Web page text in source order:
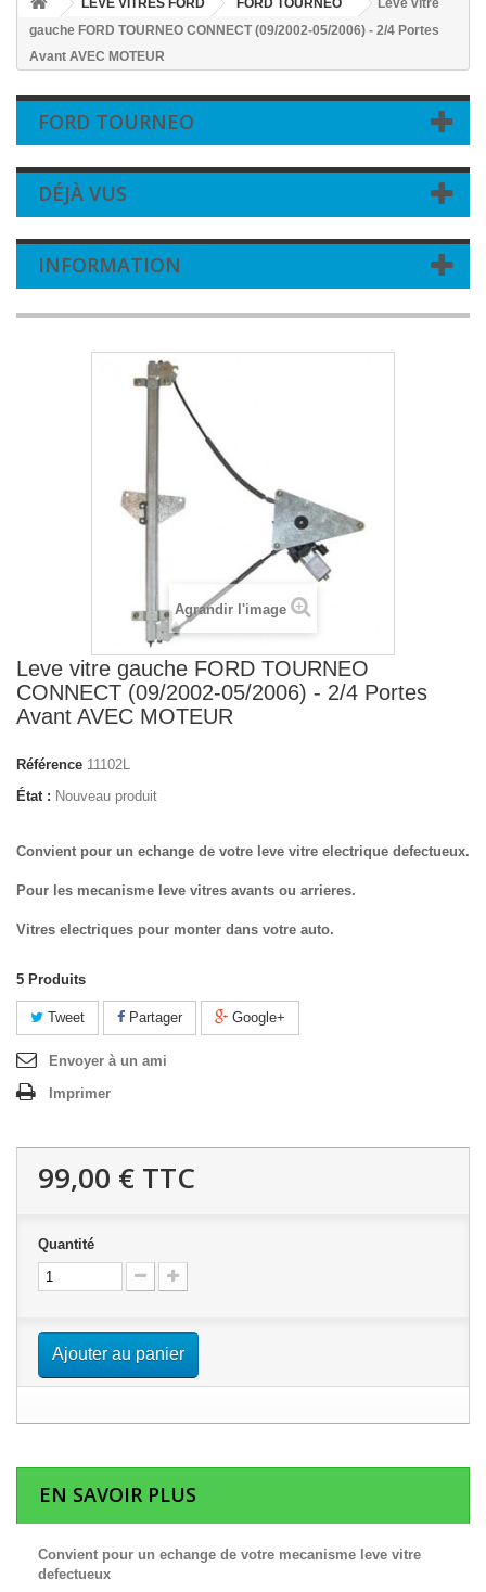
LEVE VITRES FORD FORD TOURNEO
Leve vitre
gauche FORD TOURNEO CONNECT (09/2002-05/2006) - 2/4 Portes
Avant AVEC MOTEUR
FORD TOURNEO
DÉJÀ VUS
INFORMATION
Agrandir l'image
Leve vitre gauche FORD TOURNEO
CONNECT (09/2002-05/2006) - 2/4 Portes
Avant AVEC MOTEUR
Référence 11102L
État : Nouveau produit
Convient pour un echange de votre leve vitre electrique defectueux.
Pour les mecanisme leve vitres avants ou arrieres.
Vitres electriques pour monter dans votre auto.
5 Produits
Tweet Partager Google+
Envoyer à un ami
Imprimer
99,00 € TTC
Quantité
Ajouter au panier
EN SAVOIR PLUS
Convient pour un echange de votre mecanisme leve vitre
defectueux